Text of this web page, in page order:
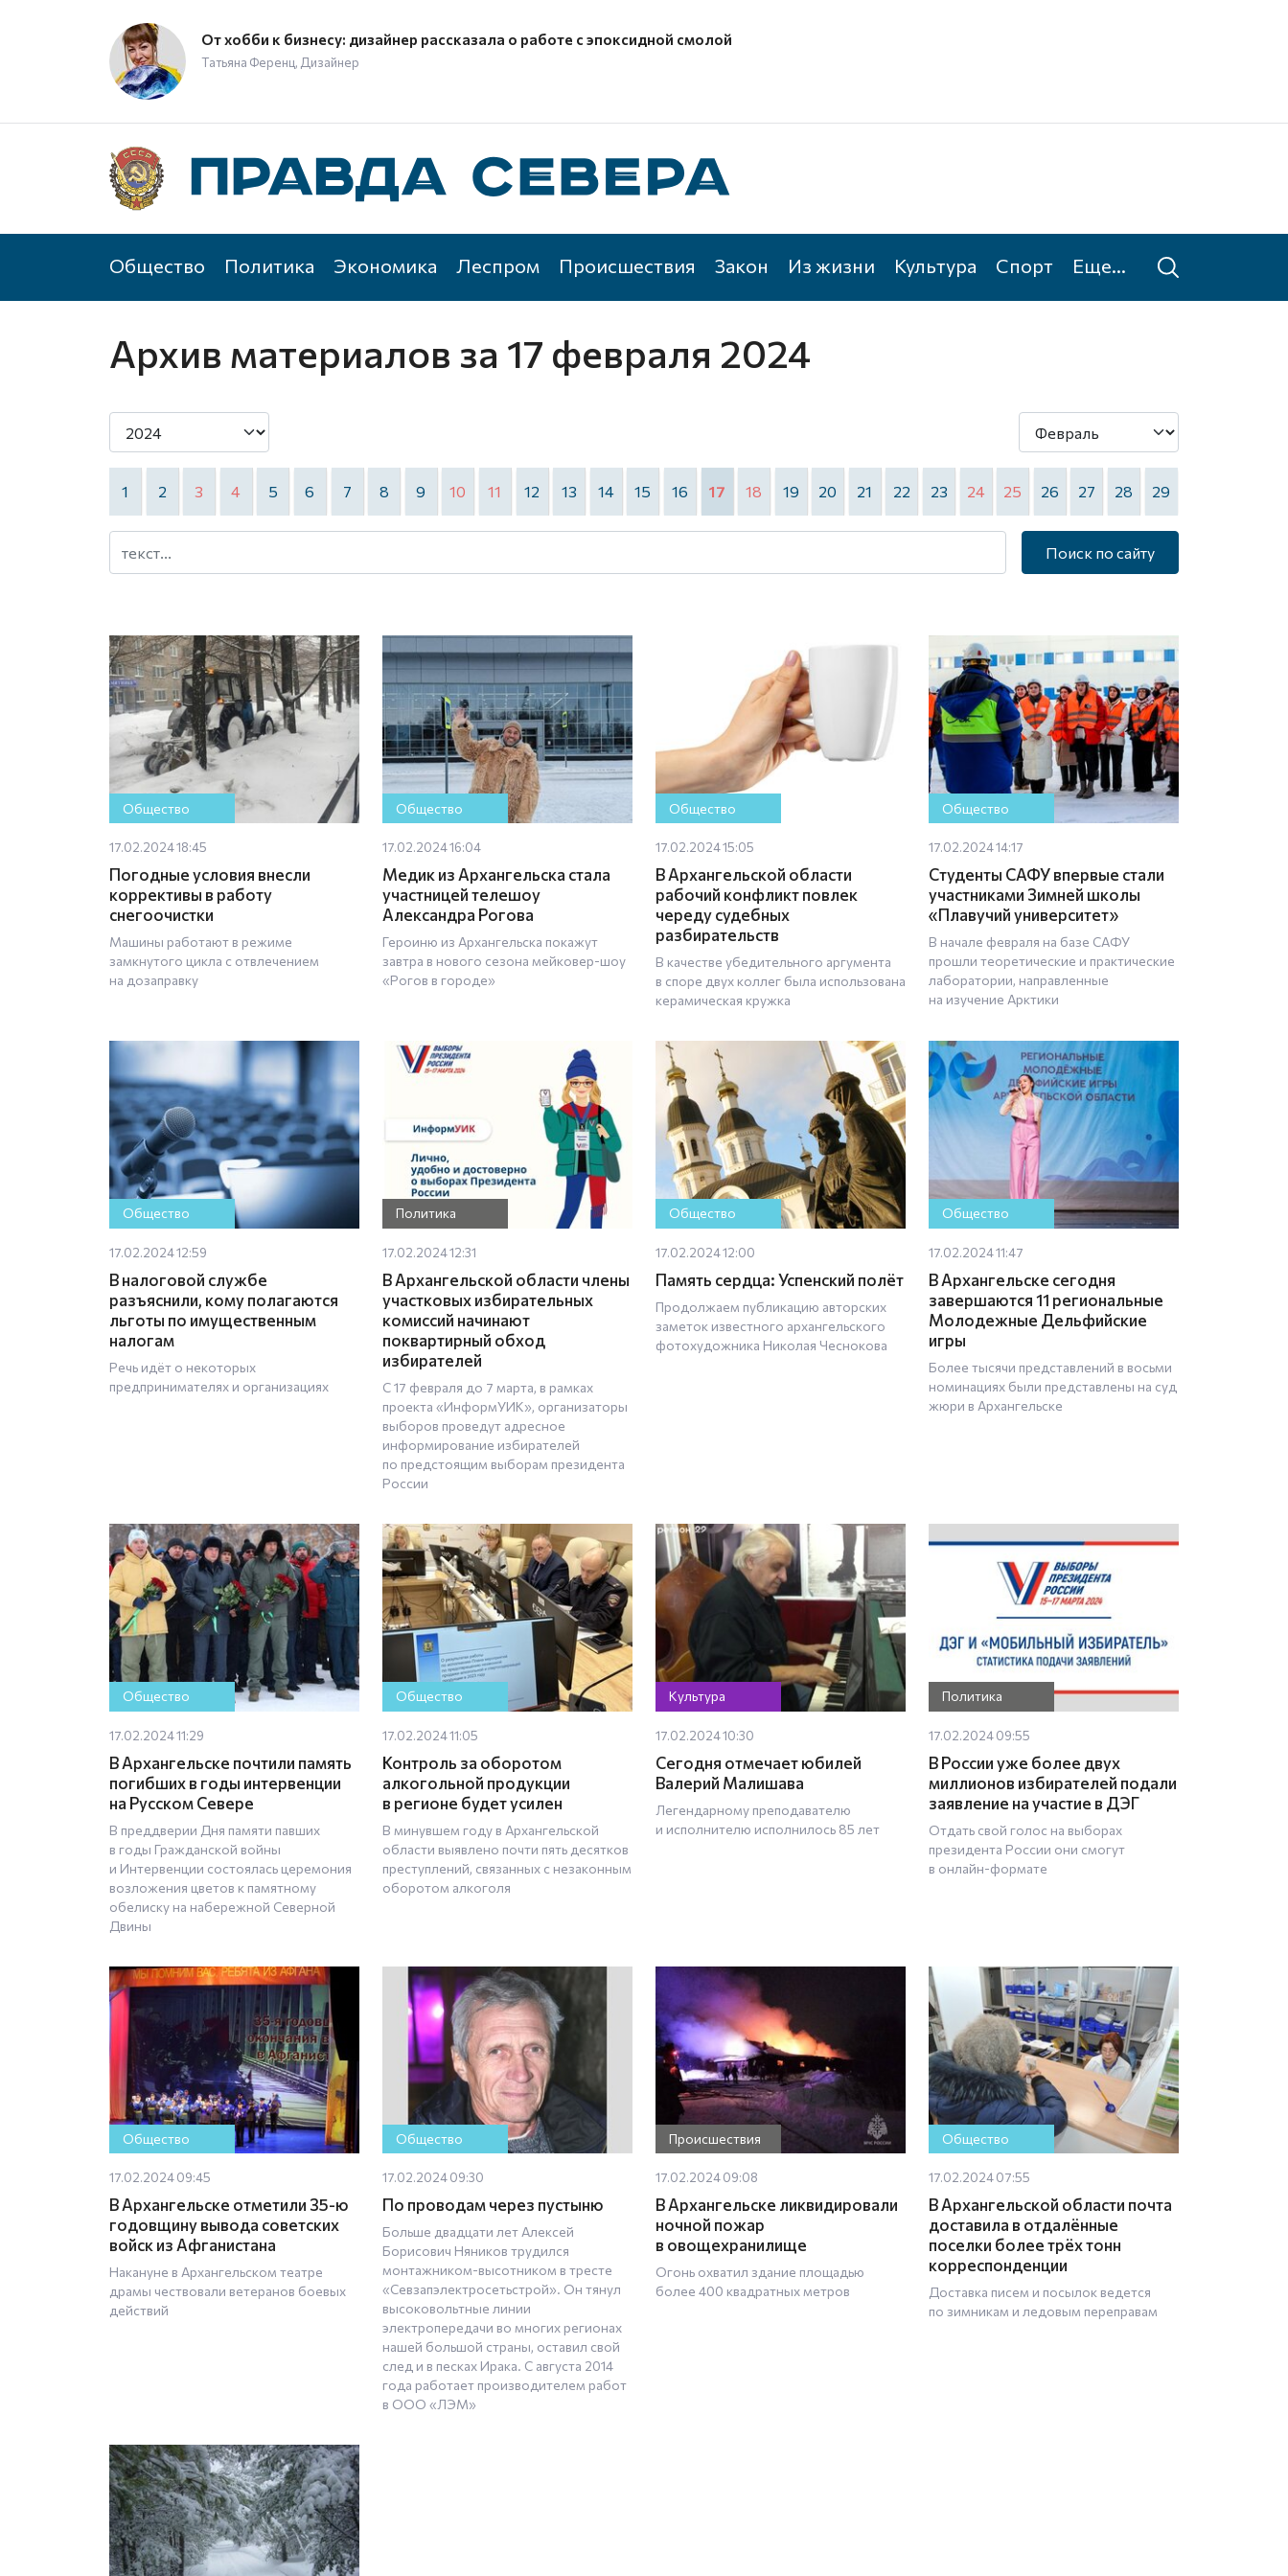
От хобби к бизнесу: дизайнер рассказала о работе с эпоксидной смолой
Татьяна Ференц, Дизайнер
Общество Политика Экономика Леспром Происшествия Закон Из жизни Культура Спорт Еще...
Архив материалов за 17 февраля 2024
1 2 3 4 5 6 7 8 9 10 11 12 13 14 15 16 17 18 19 20 21 22 23 24 25 26 27 28 29
Поиск по сайту
Общество
17.02.2024 18:45
Погодные условия внесли
коррективы в работу
снегоочистки
Машины работают в режиме
замкнутого цикла с отвлечением
на дозаправку
Общество
17.02.2024 16:04
Медик из Архангельска стала
участницей телешоу
Александра Рогова
Героиню из Архангельска покажут
завтра в нового сезона мейковер-шоу
«Рогов в городе»
Общество
17.02.2024 15:05
В Архангельской области
рабочий конфликт повлек
череду судебных
разбирательств
В качестве убедительного аргумента
в споре двух коллег была использована
керамическая кружка
Общество
17.02.2024 14:17
Студенты САФУ впервые стали
участниками Зимней школы
«Плавучий университет»
В начале февраля на базе САФУ
прошли теоретические и практические
лаборатории, направленные
на изучение Арктики
Общество
17.02.2024 12:59
В налоговой службе
разъяснили, кому полагаются
льготы по имущественным
налогам
Речь идёт о некоторых
предпринимателях и организациях
Политика
17.02.2024 12:31
В Архангельской области члены
участковых избирательных
комиссий начинают
поквартирный обход
избирателей
С 17 февраля до 7 марта, в рамках
проекта «ИнформУИК», организаторы
выборов проведут адресное
информирование избирателей
по предстоящим выборам президента
России
Общество
17.02.2024 12:00
Память сердца: Успенский полёт
Продолжаем публикацию авторских
заметок известного архангельского
фотохудожника Николая Чеснокова
Общество
17.02.2024 11:47
В Архангельске сегодня
завершаются 11 региональные
Молодежные Дельфийские
игры
Более тысячи представлений в восьми
номинациях были представлены на суд
жюри в Архангельске
Общество
17.02.2024 11:29
В Архангельске почтили память
погибших в годы интервенции
на Русском Севере
В преддверии Дня памяти павших
в годы Гражданской войны
и Интервенции состоялась церемония
возложения цветов к памятному
обелиску на набережной Северной
Двины
Общество
17.02.2024 11:05
Контроль за оборотом
алкогольной продукции
в регионе будет усилен
В минувшем году в Архангельской
области выявлено почти пять десятков
преступлений, связанных с незаконным
оборотом алкоголя
Культура
17.02.2024 10:30
Сегодня отмечает юбилей
Валерий Малишава
Легендарному преподавателю
и исполнителю исполнилось 85 лет
Политика
17.02.2024 09:55
В России уже более двух
миллионов избирателей подали
заявление на участие в ДЭГ
Отдать свой голос на выборах
президента России они смогут
в онлайн-формате
Общество
17.02.2024 09:45
В Архангельске отметили 35-ю
годовщину вывода советских
войск из Афганистана
Накануне в Архангельском театре
драмы чествовали ветеранов боевых
действий
Общество
17.02.2024 09:30
По проводам через пустыню
Больше двадцати лет Алексей
Борисович Няников трудился
монтажником-высотником в тресте
«Севзапэлектросетьстрой». Он тянул
высоковольтные линии
электропередачи во многих регионах
нашей большой страны, оставил свой
след и в песках Ирака. С августа 2014
года работает производителем работ
в ООО «ЛЭМ»
Происшествия
17.02.2024 09:08
В Архангельске ликвидировали
ночной пожар
в овощехранилище
Огонь охватил здание площадью
более 400 квадратных метров
Общество
17.02.2024 07:55
В Архангельской области почта
доставила в отдалённые
поселки более трёх тонн
корреспонденции
Доставка писем и посылок ведется
по зимникам и ледовым переправам